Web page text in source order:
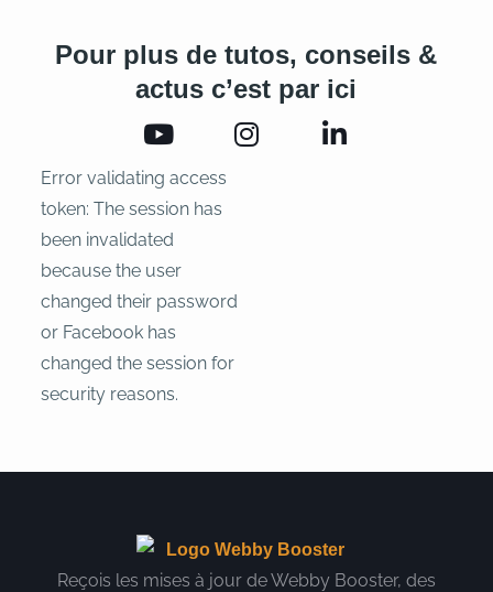
Pour plus de tutos, conseils &
actus c’est par ici
Error validating access
token: The session has
been invalidated
because the user
changed their password
or Facebook has
changed the session for
security reasons.
Reçois les mises à jour de Webby Booster, des